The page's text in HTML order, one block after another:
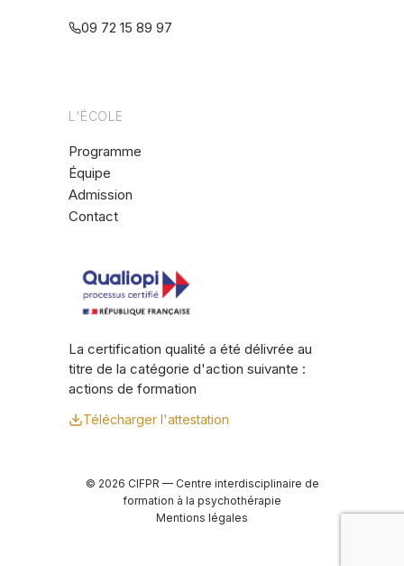
09 72 15 89 97
L'ÉCOLE
Programme
Équipe
Admission
Contact
La certification qualité a été délivrée au
titre de la catégorie d'action suivante :
actions de formation
Télécharger l'attestation
© 2026 CIFPR — Centre interdisciplinaire de
formation à la psychothérapie
Mentions légales